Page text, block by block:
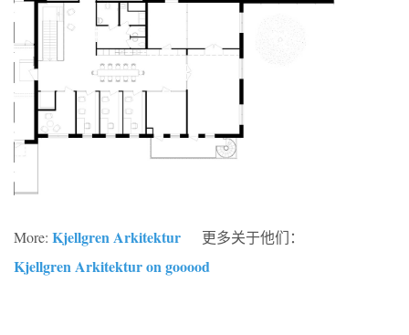
More: Kjellgren Arkitektur 更多关于他们：
Kjellgren Arkitektur on gooood